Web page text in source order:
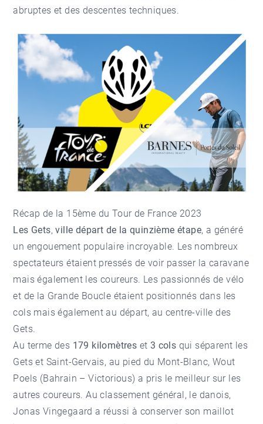
abruptes et des descentes techniques.
Récap de la 15ème du Tour de France 2023
Les Gets,ville départ de la quinzième étape, a généré
un engouement populaire incroyable. Les nombreux
spectateurs étaient pressés de voir passer la caravane
mais également les coureurs. Les passionnés de vélo
et de la Grande Boucle étaient positionnés dans les
cols mais également au départ, au centre-ville des
Gets.
Au terme des 179 kilomètres et 3 cols qui séparent les
Gets et Saint-Gervais, au pied du Mont-Blanc, Wout
Poels (Bahrain – Victorious) a pris le meilleur sur les
autres coureurs. Au classement général, le danois,
Jonas Vingegaard a réussi à conserver son maillot